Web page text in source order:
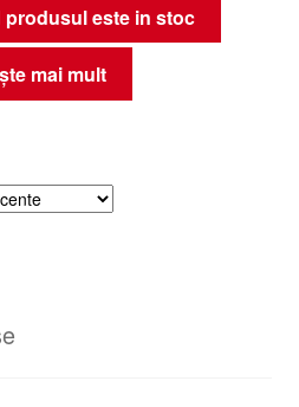
este in stoc
mai mult